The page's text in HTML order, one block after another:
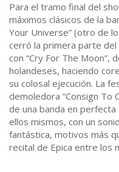
Para el tramo final del
máximos clásicos de la
Your Universe” (otro de
cerró la primera parte del
con “Cry For The Moon”,
holandeses, haciendo
su colosal ejecución. La
demoledora “Consign To
de una banda en
ellos mismos, con un
fantástica, motivos más
recital de Epica entre los